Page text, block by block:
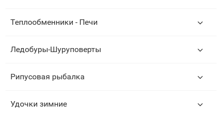
Теплообменники - Печи
Ледобуры-Шуруповерты
Рипусовая рыбалка
Удочки зимние